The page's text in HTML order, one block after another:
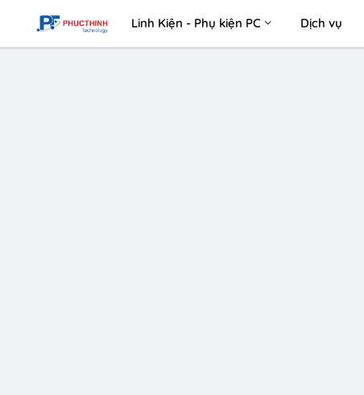
Linh Kiện - Phụ kiện PC Dịch vụ